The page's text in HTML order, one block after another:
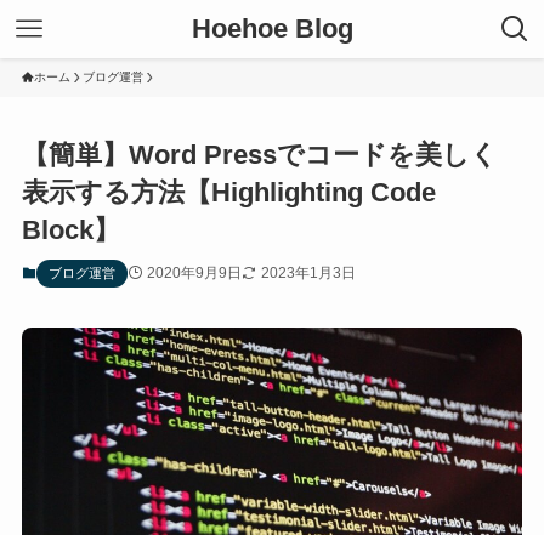
Hoehoe Blog
ホーム ブログ運営
【簡単】Word Pressでコードを美しく
表示する方法【Highlighting Code
Block】
ブログ運営 2020年9月9日 2023年1月3日